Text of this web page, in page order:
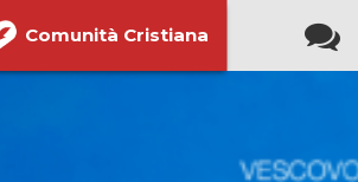
Comunità Cristiana